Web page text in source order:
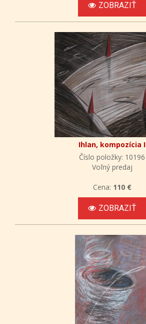
ZOBRAZIŤ
Ihlan, kompozícia I
Číslo položky: 10196
Voľný predaj
Cena: 110 €
ZOBRAZIŤ